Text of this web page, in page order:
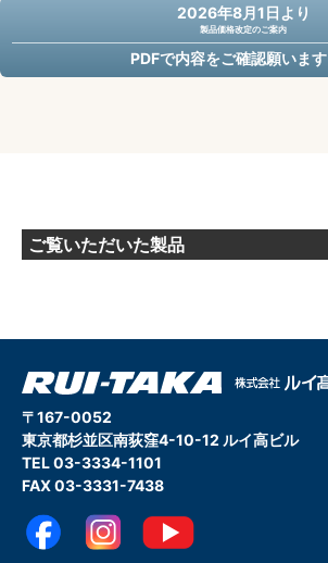
2026年8月1日より
製品価格改定のご案内
PDFで内容をご確認願います
ご覧いただいた製品
〒167-0052
東京都杉並区南荻窪4-10-12 ルイ高ビル
TEL 03-3334-1101
FAX 03-3331-7438